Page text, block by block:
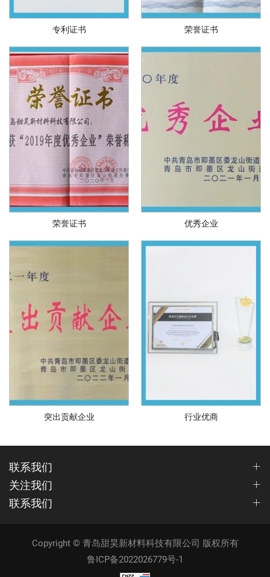
专利证书 荣誉证书
荣誉证书 优秀企业
突出贡献企业 行业优商
联系我们
关注我们
联系我们
Copyright © 青岛甜昊新材料科技有限公司 版权所有
鲁ICP备2022026779号-1